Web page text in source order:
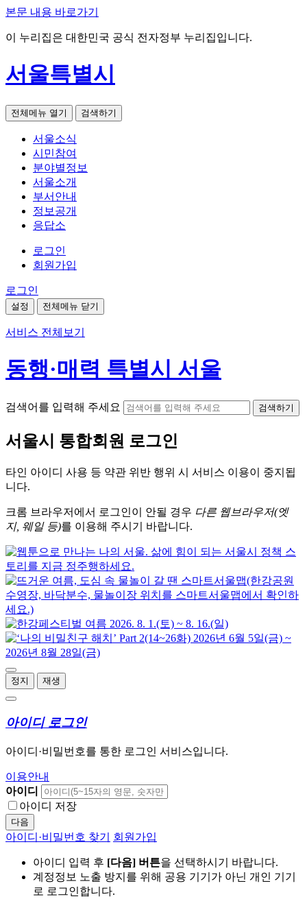
본문 내용 바로가기
이 누리집은 대한민국 공식 전자정부 누리집입니다.
서울특별시
전체메뉴 열기 검색하기
서울소식
시민참여
분야별정보
서울소개
부서안내
정보공개
응답소
로그인
회원가입
로그인
설정 전체메뉴 닫기
서비스 전체보기
동행·매력 특별시 서울
검색어를 입력해 주세요 검색하기
서울시 통합회원 로그인
타인 아이디 사용 등 약관 위반 행위 시 서비스 이용이 중지됩
니다.
크롬 브라우저에서 로그인이 안될 경우 다른 웹브라우저(엣
지, 웨일 등)를 이용해 주시기 바랍니다.
정지 재생
아이디 로그인
아이디·비밀번호를 통한 로그인 서비스입니다.
이용안내
아이디
아이디 저장
다음
아이디·비밀번호 찾기 회원가입
아이디 입력 후 [다음] 버튼을 선택하시기 바랍니다.
계정정보 노출 방지를 위해 공용 기기가 아닌 개인 기기
로 로그인합니다.